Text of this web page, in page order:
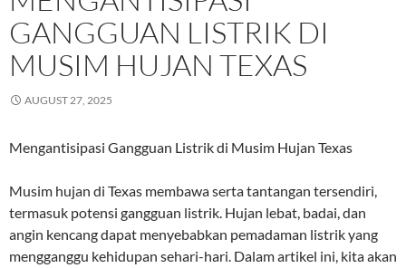
GANGGUAN LISTRIK DI
MUSIM HUJAN TEXAS
AUGUST 27, 2025
Mengantisipasi Gangguan Listrik di Musim Hujan Texas
Musim hujan di Texas membawa serta tantangan tersendiri,
termasuk potensi gangguan listrik. Hujan lebat, badai, dan
angin kencang dapat menyebabkan pemadaman listrik yang
mengganggu kehidupan sehari-hari. Dalam artikel ini, kita akan